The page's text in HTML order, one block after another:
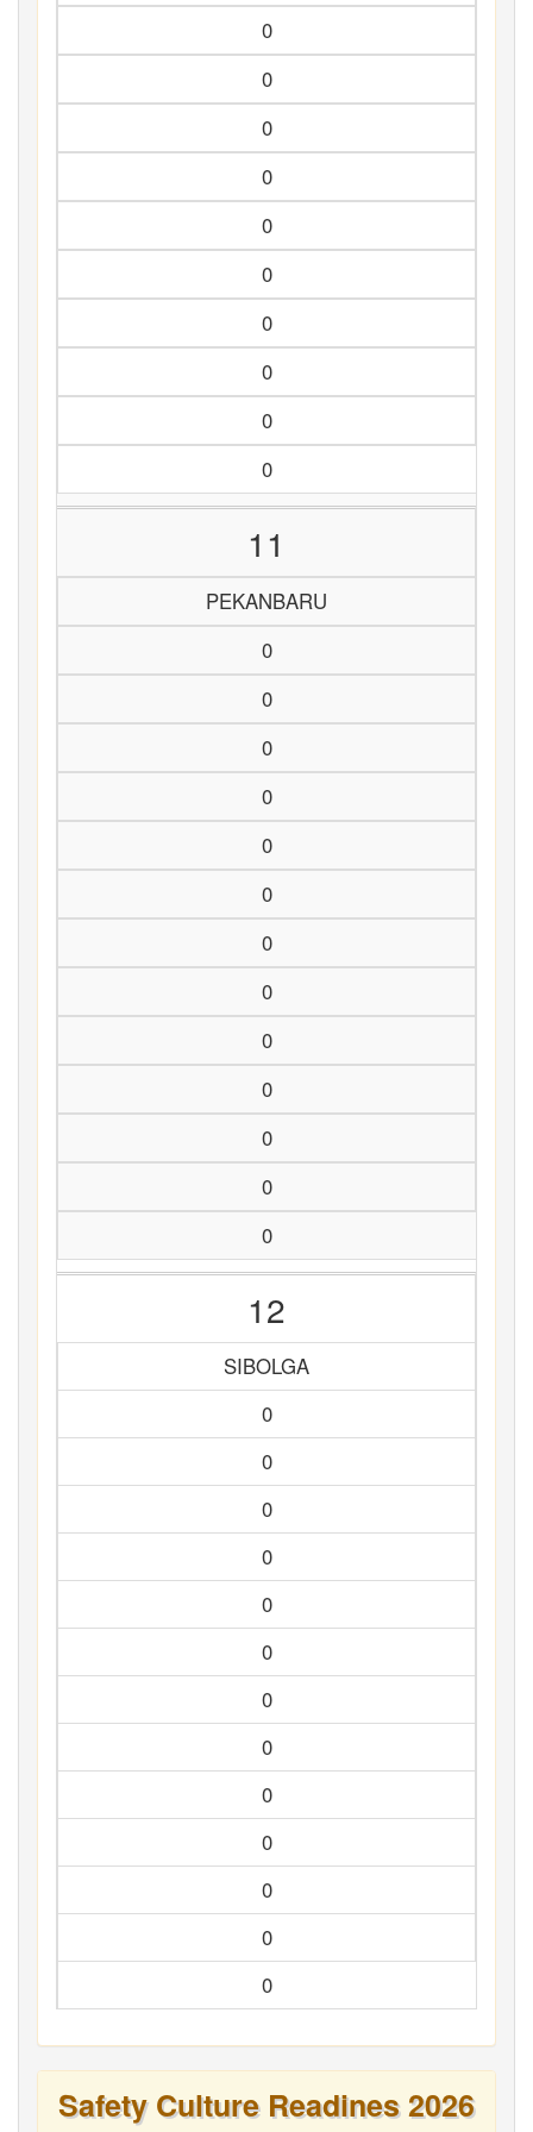
0
0
0
0
0
0
0
0
0
0
11
PEKANBARU
0
0
0
0
0
0
0
0
0
0
0
0
0
12
SIBOLGA
0
0
0
0
0
0
0
0
0
0
0
0
0
Safety Culture Readines 2026